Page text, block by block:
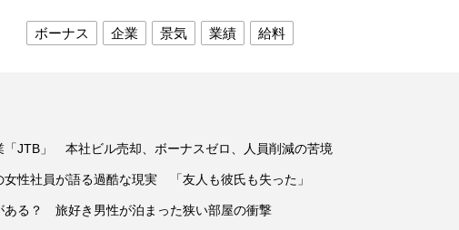
ボーナス 企業 景気 業績 給料
「JTB」 本社ビル売却、ボーナスゼロ、人員削減の苦境
女性社員が語る過酷な現実 「友人も彼氏も失った」
ある？ 旅好き男性が泊まった狭い部屋の衝撃